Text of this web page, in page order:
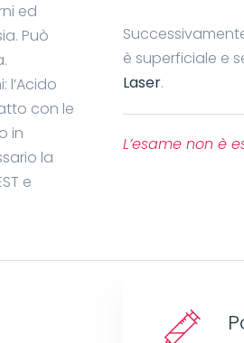
ed
Può
l’Acido
con le
in
la
e
è superficiale e
Laser.
L’esame non è